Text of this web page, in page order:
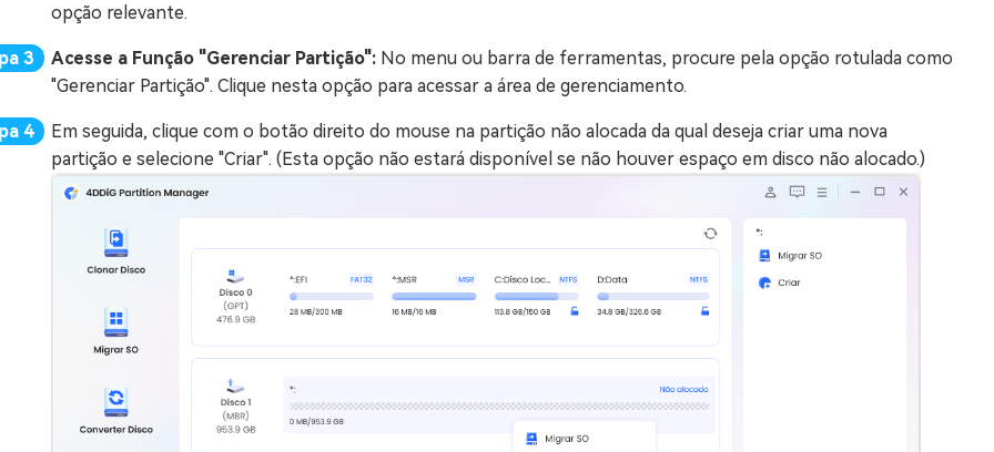
opção relevante.
Acesse a Função "Gerenciar Partição": No menu ou barra de ferramentas, procure pela opção rotulada como
"Gerenciar Partição". Clique nesta opção para acessar a área de gerenciamento.
Em seguida, clique com o botão direito do mouse na partição não alocada da qual deseja criar uma nova
partição e selecione "Criar". (Esta opção não estará disponível se não houver espaço em disco não alocado.)